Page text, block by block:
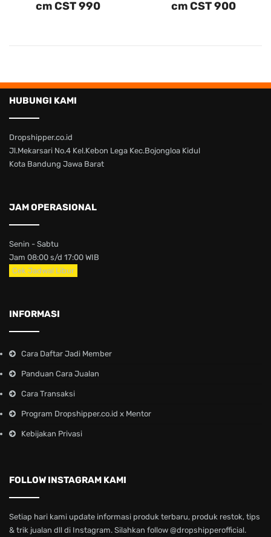
cm CST 990
cm CST 900
HUBUNGI KAMI
Dropshipper.co.id
Jl.Mekarsari No.4 Kel.Kebon Lega Kec.Bojongloa Kidul
Kota Bandung Jawa Barat
JAM OPERASIONAL
Senin - Sabtu
Jam 08:00 s/d 17:00 WIB
Cek Jadwal Libur
INFORMASI
Cara Daftar Jadi Member
Panduan Cara Jualan
Cara Transaksi
Program Dropshipper.co.id x Mentor
Kebijakan Privasi
FOLLOW INSTAGRAM KAMI
Setiap hari kami update informasi produk terbaru, produk restok, tips
& trik jualan dll di Instagram. Silahkan follow @dropshipperofficial.